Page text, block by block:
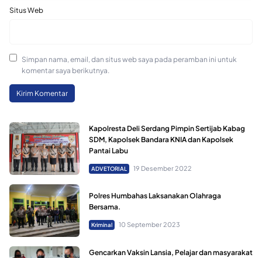
Situs Web
Simpan nama, email, dan situs web saya pada peramban ini untuk
komentar saya berikutnya.
Kapolresta Deli Serdang Pimpin Sertijab Kabag
SDM, Kapolsek Bandara KNIA dan Kapolsek
Pantai Labu
ADVETORIAL 19 Desember 2022
Polres Humbahas Laksanakan Olahraga
Bersama.
Kriminal 10 September 2023
Gencarkan Vaksin Lansia, Pelajar dan masyarakat